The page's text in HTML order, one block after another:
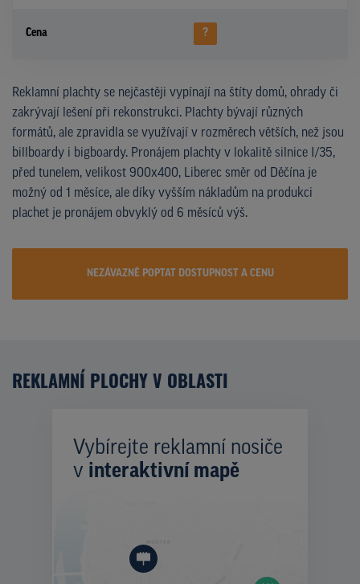
Cena ?
Reklamní plachty se nejčastěji vypínají na štíty domů, ohrady či
zakrývají lešení při rekonstrukci. Plachty bývají různých
formátů, ale zpravidla se využívají v rozměrech větších, než jsou
billboardy i bigboardy. Pronájem plachty v lokalitě silnice I/35,
před tunelem, velikost 900x400, Liberec směr od Děčína je
možný od 1 měsíce, ale díky vyšším nákladům na produkci
plachet je pronájem obvyklý od 6 měsíců výš.
NEZÁVAZNĚ POPTAT DOSTUPNOST A CENU
REKLAMNÍ PLOCHY V OBLASTI
Vybírejte reklamní nosiče
v interaktivní mapě